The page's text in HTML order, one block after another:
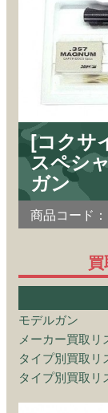
[コクサ
スペシ
ガン
商品コード：
モデルガン
メーカー買取リ
タイプ別買取リ
タイプ別買取リ